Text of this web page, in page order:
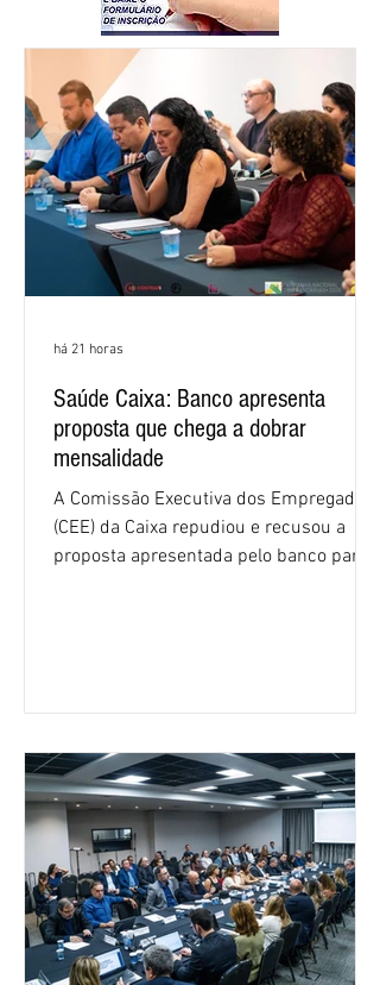
Saúde Caixa: Banco apresenta
proposta que chega a dobrar
mensalidade
A Comissão Executiva dos Empregados
(CEE) da Caixa repudiou e recusou a
proposta apresentada pelo banco para o
negociações das empregadas e dos
empregados exigiram que a Caixa refaça
os cálculos e apresente uma nova
proposta. O entendimento é que a
proposta
há 21 horas